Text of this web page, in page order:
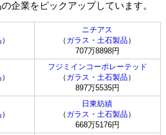
企業をピックアップしています。
）
ニチアス
（ ガラス・土石製品 ）
707万8898円
）
フジミインコーポレーテッド
（ ガラス・土石製品 ）
897万5535円
）
日東紡績
（ ガラス・土石製品 ）
668万5176円